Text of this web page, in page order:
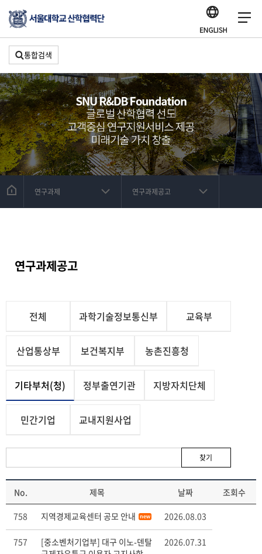
통합검색
연구과제 연구과제공고
연구과제공고
전체 과학기술정보통신부 교육부
산업통상부 보건복지부 농촌진흥청
기타부처(청) 정부출연기관 지방자치단체
민간기업 교내지원사업
찾기
No. 제목 날짜 조회수
758 지역경제교육센터 공모 안내 new 2026.08.03
757
[중소벤처기업부] 대구 이노-덴탈
2026.07.31